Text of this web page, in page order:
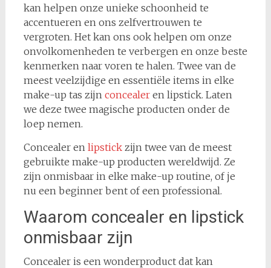
kan helpen onze unieke schoonheid te
accentueren en ons zelfvertrouwen te
vergroten. Het kan ons ook helpen om onze
onvolkomenheden te verbergen en onze beste
kenmerken naar voren te halen. Twee van de
meest veelzijdige en essentiële items in elke
make-up tas zijn concealeren lipstick. Laten
we deze twee magische producten onder de
loep nemen.
Concealer en lipstickzijn twee van de meest
gebruikte make-up producten wereldwijd. Ze
zijn onmisbaar in elke make-up routine, of je
nu een beginner bent of een professional.
Waarom concealer en lipstick
onmisbaar zijn
Concealer is een wonderproduct dat kan